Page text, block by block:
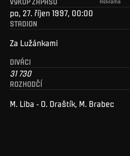
po, 27. říjen 1997, 00:00
STADION
Za Lužánkami
DIVÁCI
31 730
ROZHODČÍ
M. Liba - O. Draštík, M. Brabec